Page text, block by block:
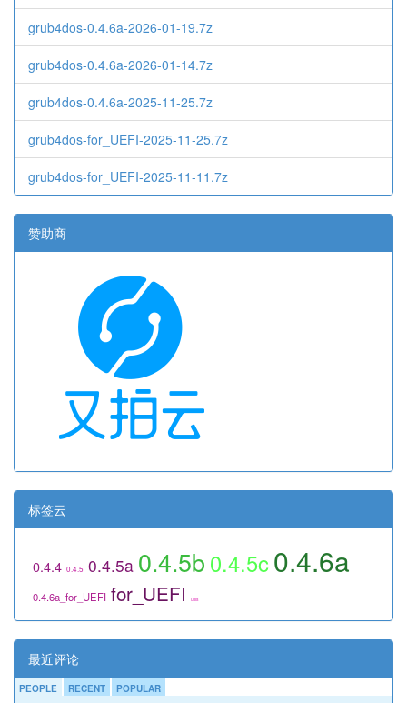
grub4dos-0.4.6a-2026-01-19.7z
grub4dos-0.4.6a-2026-01-14.7z
grub4dos-0.4.6a-2025-11-25.7z
grub4dos-for_UEFI-2025-11-25.7z
grub4dos-for_UEFI-2025-11-11.7z
赞助商
标签云
0.4.4 0.4.5 0.4.5a 0.4.5b 0.4.5c0.4.6a
0.4.6a_for_UEFI for_UEFI utils
最近评论
PEOPLE RECENT POPULAR